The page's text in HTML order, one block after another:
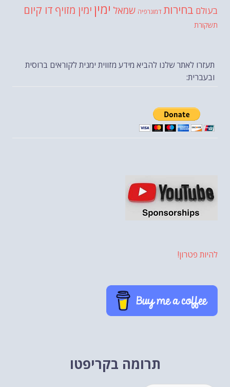
בעולם בחירות דמוגרפיה שמאל ימין ימין מזויף דו קיום
תשקורת
תעזרו לאתר שלנו להביא מידע מזווית ימנית לקוראים ברוסית
ובעברית:
להיות פטרון!
תרומה בקריפטו